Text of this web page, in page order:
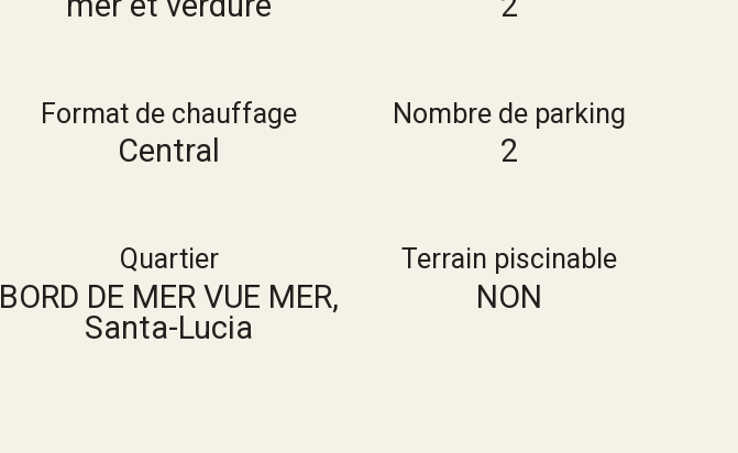
Format de chauffage
Central
Nombre de parking
2
Quartier
BORD DE MER VUE MER,
Santa-Lucia
Terrain piscinable
NON